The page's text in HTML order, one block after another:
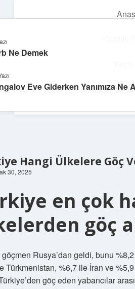
Hangi Ülkelere Göç
30, 2025
en çok
göç
Rusya’dan geldi, bunu
Türkmenistan, %6,7 ile İran ve
göç eden yabancılar
Ne Demek
Eve Giderken Yanımıza Ne